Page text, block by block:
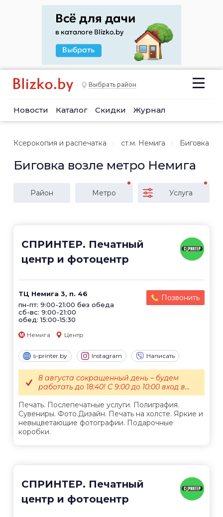
Выбрать район
Новости Каталог Скидки Журнал
Ксерокопия и распечатка ст.м. Немига Биговка
Биговка возле метро Немига
Район Метро Услуга
СПРИНТЕР. Печатный
центр и фотоцентр
ТЦ Немига 3, п. 46
пн-пт: 9:00-21:00 без обеда
сб-вс: 9:00-21:00
обед: 15:00-15:30
Позвонить
Немига Центр
s-printer.by Instagram Написать
Печать. Послепечатные услуги. Полиграфия.
Сувениры. Фото.Дизайн. Печать на холсте. Яркие и
невыцветающие фотографии. Подарочные
коробки.
8 августа сокращенный день – будем
работать до 18:40! С 9:00 до 10:00 вход в...
СПРИНТЕР. Печатный
центр и фотоцентр